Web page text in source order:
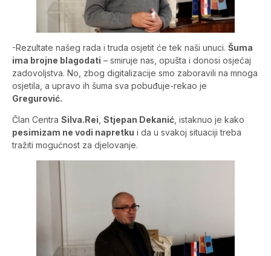
-Rezultate našeg rada i truda osjetit će tek naši unuci. Šuma
ima brojne blagodati – smiruje nas, opušta i donosi osjećaj
zadovoljstva. No, zbog digitalizacije smo zaboravili na mnoga
osjetila, a upravo ih šuma sva pobuđuje-rekao je
Gregurović.
Član Centra Silva.Rei Stjepan Dekanić , istaknuo je kako
pesimizam ne vodi napretku i da u svakoj situaciji treba
tražiti mogućnost za djelovanje.